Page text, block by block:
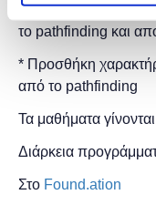
* Προσθήκη
το pathfinding και
* Προσθήκη
από το pathfinding
Τα μαθήματα
Διάρκεια
Στο Found.ation